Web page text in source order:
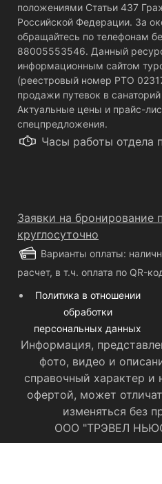
положениями Статьи 437
Российской Федерации. За
обращайтесь по телефонам
88005553546. Данный
информационным сайтом
(реестровый номер РТО
продажи путевок в
Актуальные цены и прайс-
спецпредложения.
Часы работы отдела
Заявки на бронирование
круглосуточно
Варианты оплаты:
расчет, в т.ч. оплата по QR-
Политика в отношении
обработки
персональных данных
Информация,
фото, видео и
справочный характер и
офертой, может
изменяться без
ООО "ТРЭВЕЛ